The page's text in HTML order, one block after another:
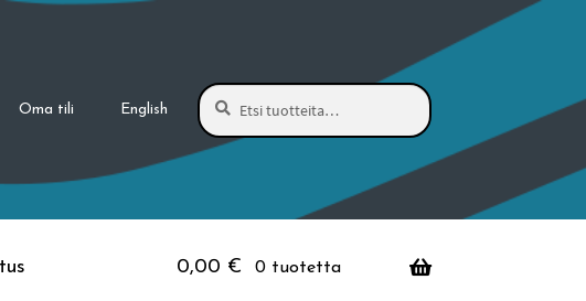
Oma tili English
Etsi:
Haku
0,00 € 0 tuotetta